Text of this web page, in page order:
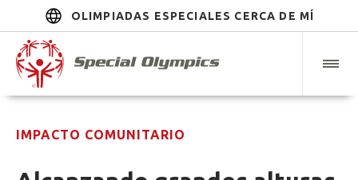
OLIMPIADAS ESPECIALES CERCA DE MÍ
IMPACTO COMUNITARIO